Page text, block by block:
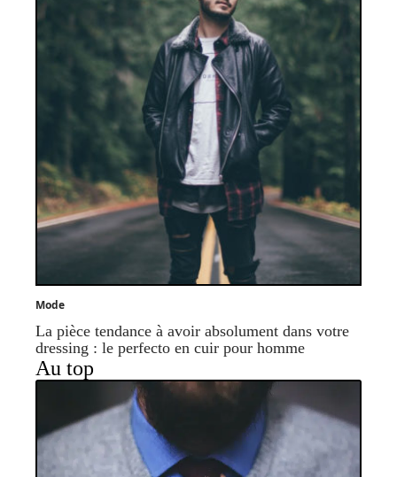
Mode
La pièce tendance à avoir absolument dans votre
dressing : le perfecto en cuir pour homme
Au top